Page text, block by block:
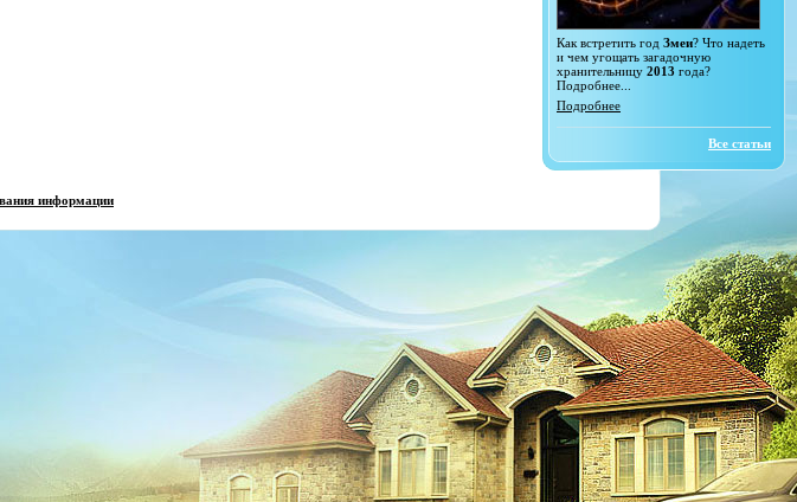
Как встретить год Змеи? Что надеть
и чем угощать загадочную
хранительницу 2013 года?
Подробнее...
Подробнее
Все статьи
информации